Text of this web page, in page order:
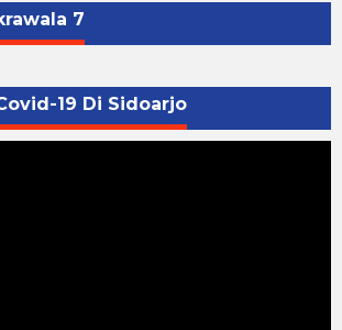
7
19 Di Sidoarjo